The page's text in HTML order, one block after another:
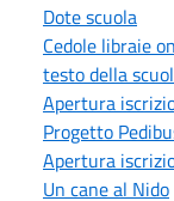
Dote scuola
Cedole libraie
testo della
Apertura
Progetto
Apertura
Un cane al Nido